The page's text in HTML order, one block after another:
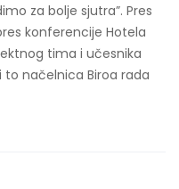
za bolje sjutra”. Pres
konferencije Hotela
tima i učesnika
načelnica Biroa rada